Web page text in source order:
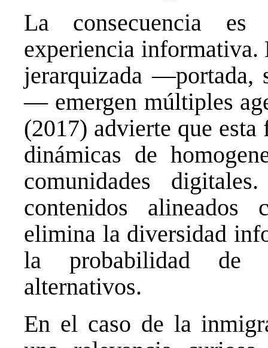
La consecuencia
experiencia informativa.
jerarquizada —portada,
— emergen múltiples
(2017) advierte que
dinámicas de
comunidades
contenidos alineados
elimina la diversidad
la probabilidad de
alternativos.
En el caso de la